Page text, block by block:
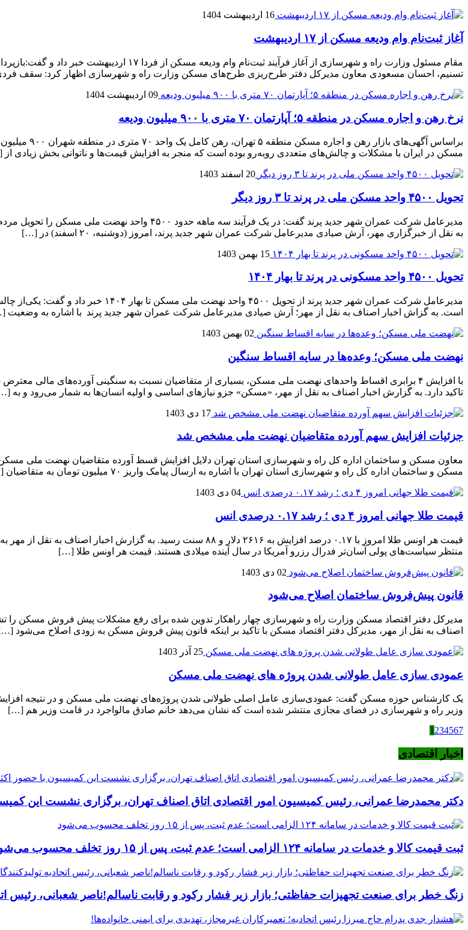
16 اردیبهشت 1404
آغاز ثبت‌نام وام ودیعه مسکن از ۱۷ اردیبهشت
تسنیم، احسان مسعودی معاون مدیرکل دفتر طرح‌ریزی طرح‌های مسکن وزارت راه و شهرسازی اظهار کرد: سقف
09 اردیبهشت 1404
نرخ‌ رهن و اجاره مسکن در منطقه ۵؛ آپارتمان ۷۰ متری با ۹۰۰ میلیون ودیعه
براساس
مسکن در ایران با مشکلات و چالش‌های متعددی روبه‌رو بوده است که منجر به افزایش قیمت‌ها و ناتوانی بخش زیادی
20 اسفند 1403
تحویل ۴۵۰۰ واحد مسکن ملی در پرند تا ۳ روز دیگر
مدیرعامل شرکت عمران شهر جدید پرند گفت: در یک فرآیند
به نقل از خبرگزاری مهر، آرش صیادی مدیرعامل شرکت عمران شهر جدید پرند، امروز (دوشنبه، ۲۰ اسفند) در […]
15 بهمن 1403
تحویل ۴۵۰۰ واحد مسکونی در پرند تا بهار ۱۴۰۴
مدیرعامل شرکت عمران شهر جدید پرند از
است. به گزاش اخبار اصناف به نقل از مهر؛ آرش صیادی مدیرعامل شرکت عمران شهر جدید پرند با اشاره به وضعیت
02 بهمن 1403
نهضت ملی مسکن؛ وعده‌ها در سایه اقساط سنگین
با افزایش ۴ برابری اقساط واحدهای نهضت ملی مسکن، بسیاری از متقاضیان نسبت به سنگینی آورده‌های مالی
تاکید دارد. به گزارش اخبار اصناف به نقل از مهر، «مسکن» جزو نیازهای اساسی و اولیه انسان‌ها به شمار می‌رود و به
17 دی 1403
جزئیات افزایش سهم آورده متقاضیان نهضت ملی مشخص شد
مسکن و ساختمان اداره کل راه و شهرسازی استان تهران با اشاره به ارسال پیامک واریز ۷۰ میلیون تومان به متقاضیان […]
04 دی 1403
قیمت طلا جهانی امروز ۴ دی ؛ رشد ۰.۱۷ درصدی انس
قیمت هر اونس طلا امروز با ۰.۱۷ درصد افزایش به ۲۶۱۶ دلار و ۸۸ سنت
منتظر سیاست‌های پولی آسان‌تر فدرال رزرو آمریکا در سال آینده میلادی هستند. قیمت هر اونس طلا […]
02 دی 1403
قانون پیش‌فروش ساختمان اصلاح می‌شود
مدیرکل دفتر اقتصاد مسکن وزارت راه و شهرسازی چهار راهکار تدوین شده برای رفع مشکلات پیش فروش مسکن
اصناف به نقل از مهر، مدیرکل دفتر اقتصاد مسکن با تاکید بر اینکه قانون پیش فروش مسکن به زودی اصلاح می‌شود
25 آذر 1403
عمودی سازی عامل طولانی شدن پروژه های نهضت ملی مسکن
یک کارشناس حوزه مسکن گفت: عمودی‌سازی عامل اصلی طولانی شدن پروژه‌های نهضت ملی مسکن و در نتیجه افزایش
وزیر راه و شهرسازی در فضای مجازی منتشر شده است که نشان می‌دهد خانم صادق مالواجرد در قامت وزیر هم […]
1 234567
اخبار اقتصادی
دکتر محمدرضا عمرانی، رئیس کمیسیون امور اقتصادی اتاق اصناف تهران، برگزاری نشست این
ثبت قیمت کالا و خدمات در سامانه ۱۲۴ الزامی است؛ عدم ثبت، پس از ۱۵ روز تخلف محسوب می‌شود
زنگ خطر برای صنعت تجهیزات حفاظتی؛ بازار زیر فشار رکود و رقابت ناسالم!ناصر شعبانی، رئیس